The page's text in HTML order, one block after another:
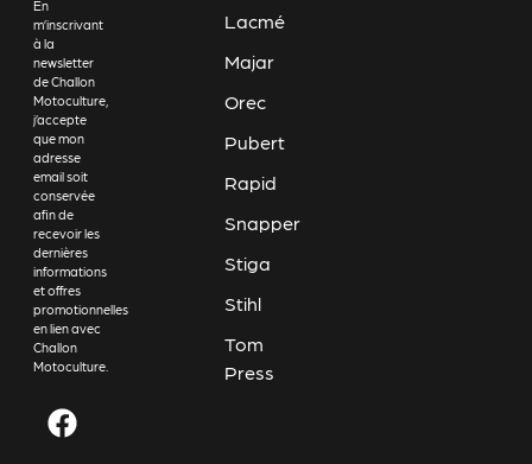
En
m’inscrivant
à la
newsletter
de Challon
Motoculture,
j’accepte
que mon
adresse
email soit
conservée
afin de
recevoir les
dernières
informations
et offres
promotionnelles
en lien avec
Challon
Motoculture.
Lacmé
Majar
Orec
Pubert
Rapid
Snapper
Stiga
Stihl
Tom
Press